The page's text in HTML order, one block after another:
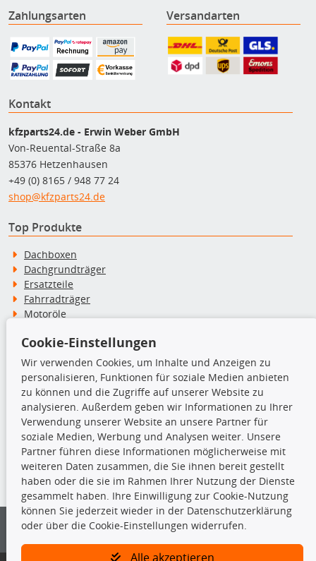
Zahlungsarten Versandarten
Kontakt
kfzparts24.de - Erwin Weber GmbH
Von-Reuental-Straße 8a
85376 Hetzenhausen
+49 (0) 8165 / 948 77 24
shop@kfzparts24.de
Top Produkte
Dachboxen
Dachgrundträger
Ersatzteile
Fahrradträger
Motoröle
Schneeketten
TecDoc Inside
Die hier angezeigten Daten insbesondere die gesamte Datenbank dürfen
nicht kopiert werden.
Es ist zu unterlassen, die Daten oder die gesamte Datenbank ohne
vorherige Zustimmung von TecDoc zu vervielfältigen, zu verbreiten
und/oder diese Handlungen durch Dritte ausführen zu lassen. Ein
Cookie-Einstellungen
Wir verwenden Cookies, um Inhalte und Anzeigen zu
personalisieren, Funktionen für soziale Medien anbieten
zu können und die Zugriffe auf unserer Website zu
analysieren. Außerdem geben wir Informationen zu Ihrer
Verwendung unserer Website an unsere Partner für
soziale Medien, Werbung und Analysen weiter. Unsere
Partner führen diese Informationen möglicherweise mit
weiteren Daten zusammen, die Sie ihnen bereit gestellt
haben oder die sie im Rahmen Ihrer Nutzung der Dienste
gesammelt haben. Ihre Einwilligung zur Cookie-Nutzung
können Sie jederzeit wieder in der Datenschutzerklärung
oder über die Cookie-Einstellungen widerrufen.
Alle akzeptieren